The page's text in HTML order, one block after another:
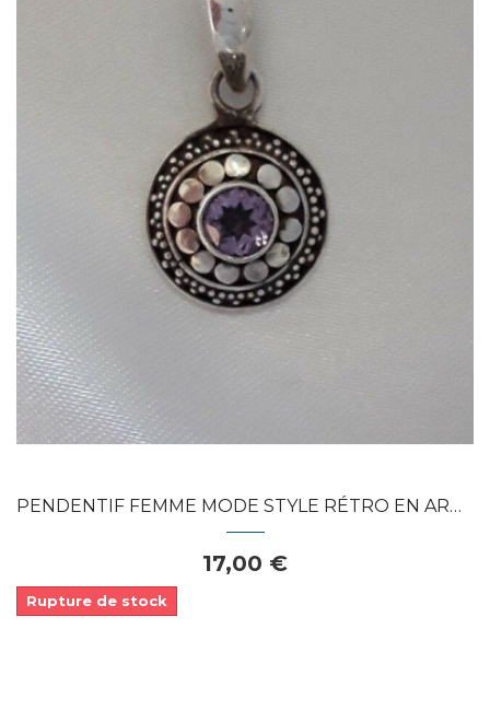
Dans mon panier
APERÇU RAPIDE
PENDENTIF FEMME MODE STYLE RÉTRO EN ARGENT...
17,00 €
Rupture de stock